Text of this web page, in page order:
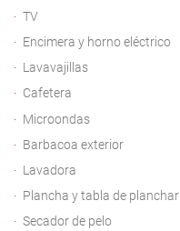
TV
Encimera y horno eléctrico
Lavavajillas
Cafetera
Microondas
Barbacoa exterior
Lavadora
Plancha y tabla de planchar
Secador de pelo